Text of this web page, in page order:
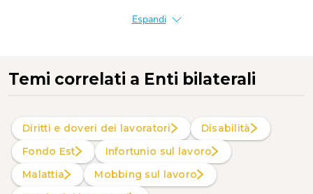
Espandi
Temi correlati a Enti bilaterali
Diritti e doveri dei lavoratori
Disabilità
Fondo Est
Infortunio sul lavoro
Malattia
Mobbing sul lavoro